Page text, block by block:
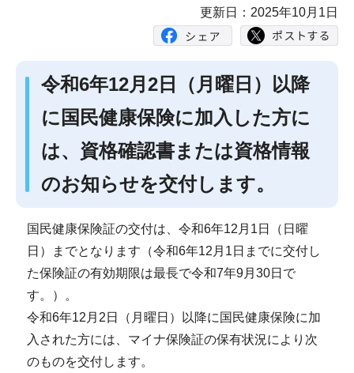
更新日：2025年10月1日
令和6年12月2日（月曜日）以降
に国民健康保険に加入した方に
は、資格確認書または資格情報
のお知らせを交付します。
国民健康保険証の交付は、令和6年12月1日（日曜
日）までとなります（令和6年12月1日までに交付し
た保険証の有効期限は最長で令和7年9月30日で
す。）。
令和6年12月2日（月曜日）以降に国民健康保険に加
入された方には、マイナ保険証の保有状況により次
のものを交付します。